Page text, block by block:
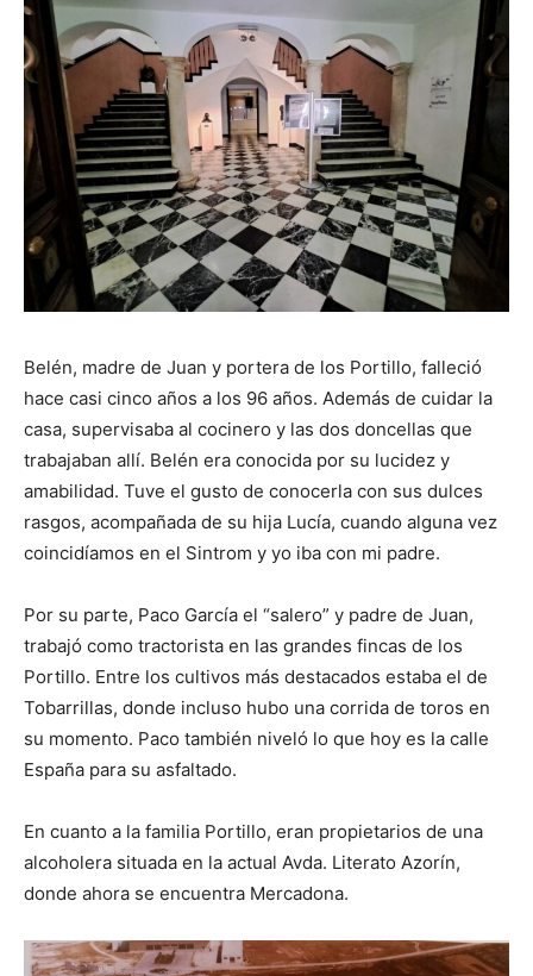
Belén, madre de Juan y portera de los Portillo, falleció
hace casi cinco años a los 96 años. Además de cuidar la
casa, supervisaba al cocinero y las dos doncellas que
trabajaban allí. Belén era conocida por su lucidez y
amabilidad. Tuve el gusto de conocerla con sus dulces
rasgos, acompañada de su hija Lucía, cuando alguna vez
coincidíamos en el Sintrom y yo iba con mi padre.
Por su parte, Paco García el “salero” y padre de Juan,
trabajó como tractorista en las grandes fincas de los
Portillo. Entre los cultivos más destacados estaba el de
Tobarrillas, donde incluso hubo una corrida de toros en
su momento. Paco también niveló lo que hoy es la calle
España para su asfaltado.
En cuanto a la familia Portillo, eran propietarios de una
alcoholera situada en la actual Avda. Literato Azorín,
donde ahora se encuentra Mercadona.